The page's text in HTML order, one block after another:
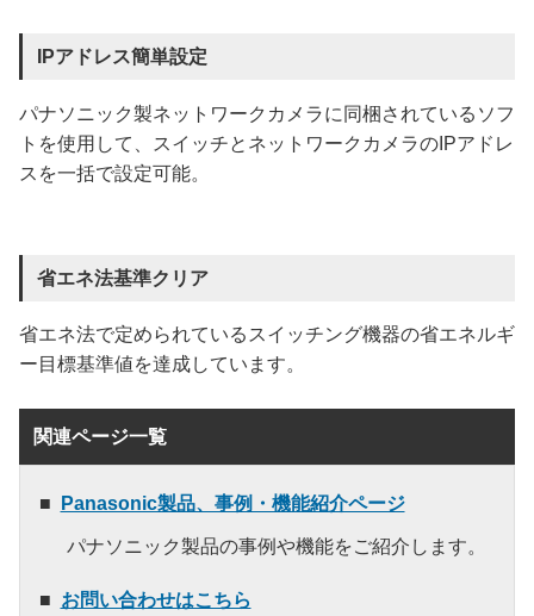
IPアドレス簡単設定
パナソニック製ネットワークカメラに同梱されているソフ
トを使用して、スイッチとネットワークカメラのIPアドレ
スを一括で設定可能。
省エネ法基準クリア
省エネ法で定められているスイッチング機器の省エネルギ
ー目標基準値を達成しています。
関連ページ一覧
Panasonic製品、事例・機能紹介ページ
パナソニック製品の事例や機能をご紹介します。
お問い合わせはこちら